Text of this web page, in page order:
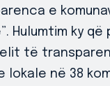
e
Hulumtim ky që
të
lokale në 38